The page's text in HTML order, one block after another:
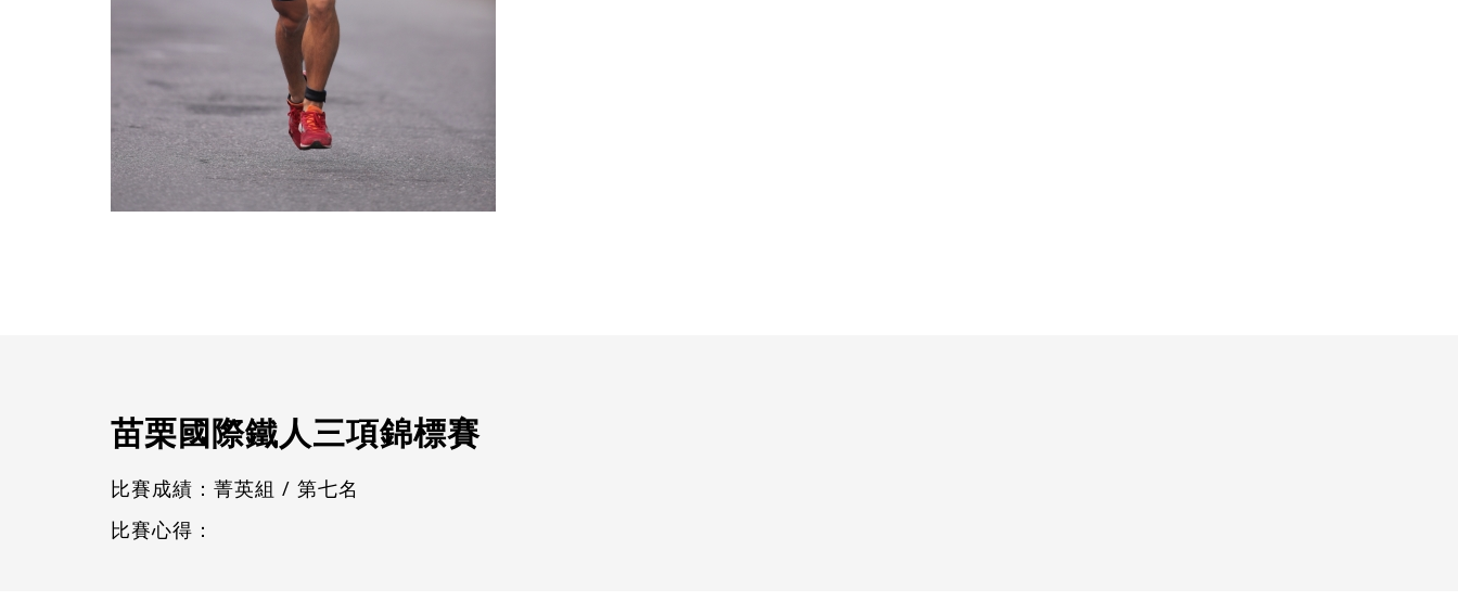
苗栗國際鐵人三項錦標賽
比賽成績：菁英組 / 第七名
比賽心得：